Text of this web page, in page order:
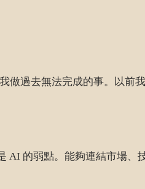
過去無法完成的事。以前
AI 的弱點。能夠連結市場